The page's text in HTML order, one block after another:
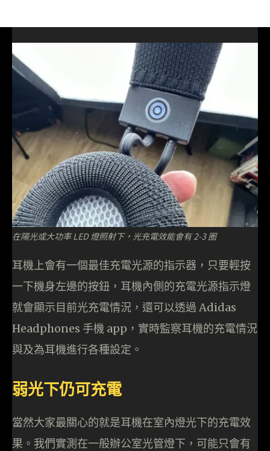
在陽光或大功率 LED 燈照射下，光充電效能會有 2-3 圈
耳機上會有一個最佳充電光源的指示器，只要輕按
一下機身左邊的按鈕，耳機內側的充電光源指示燈
就會顯示目前光充電情況，還可以透過 Adidas
Headphones 手機 app，實時監察耳機的充電情況
與及為耳機進行各種設定。
弱光下仍可充電
當然大家最關心的就是耳機在室內燈光下的充電效
果。我們實測在一般辦公室光管燈下，可能只會有